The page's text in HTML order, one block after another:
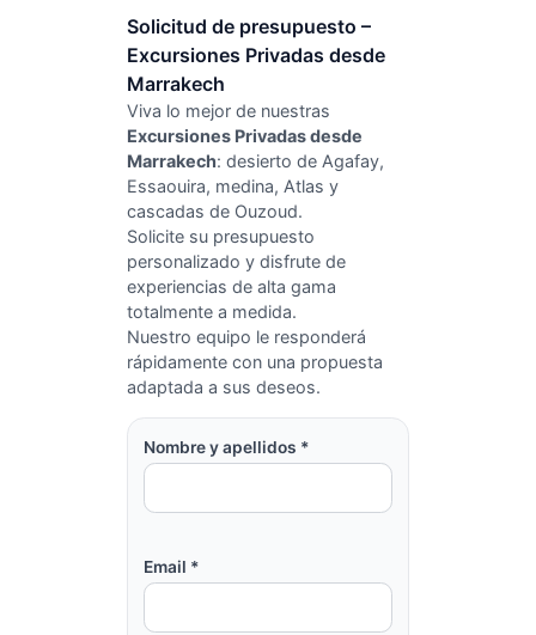
Solicitud de presupuesto –
Excursiones Privadas desde
Marrakech
Viva lo mejor de nuestras
Excursiones Privadas desde
Marrakech: desierto de Agafay,
Essaouira, medina, Atlas y
cascadas de Ouzoud.
Solicite su presupuesto
personalizado y disfrute de
experiencias de alta gama
totalmente a medida.
Nuestro equipo le responderá
rápidamente con una propuesta
adaptada a sus deseos.
Nombre y apellidos *
Email *